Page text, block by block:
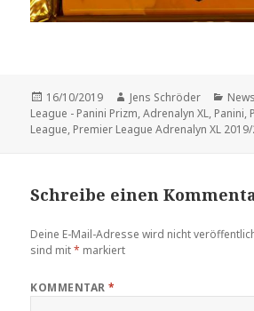
Veröffentlicht
am
16/10/2019 Autor
Jens Schröder News
League - Panini Prizm,Adrenalyn XL, Panini,
League, Premier League Adrenalyn XL
Schreibe einen
Deine E-Mail-Adresse wird nicht
sind mit* markiert
KOMMENTAR*